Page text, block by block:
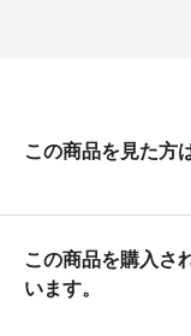
この商品を見た方
この商品を購入さ
います。